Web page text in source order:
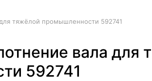
тяжёлой промышленности 592741
вала для
592741